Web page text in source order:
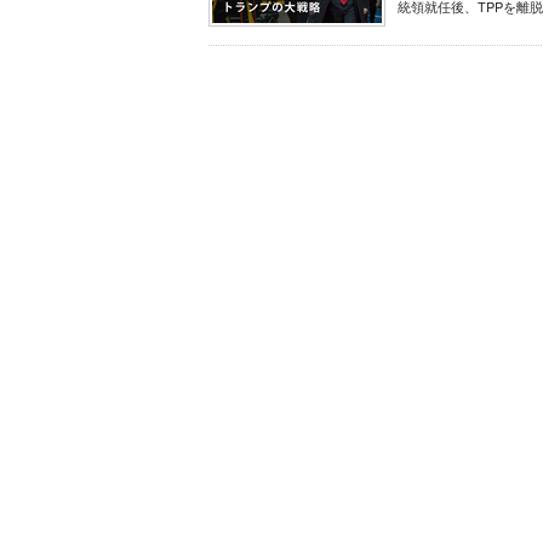
統領就任後、TPPを離